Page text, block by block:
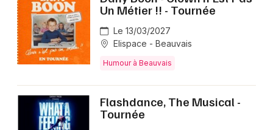
Un Métier !! - Tournée
Le 13/03/2027
Elispace - Beauvais
Humour à Beauvais
Flashdance, The Musical -
Tournée